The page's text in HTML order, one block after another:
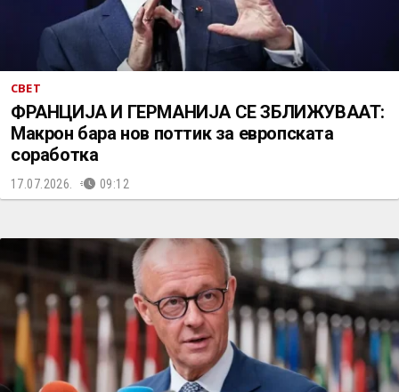
СВЕТ
ФРАНЦИЈА И ГЕРМАНИЈА СЕ ЗБЛИЖУВААТ:
Макрон бара нов поттик за европската
соработка
17.07.2026. 09:12